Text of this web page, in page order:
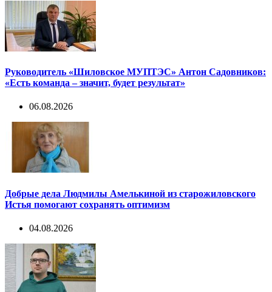
Руководитель «Шиловское МУПТЭС» Антон Садовников:
«Есть команда – значит, будет результат»
06.08.2026
Добрые дела Людмилы Амелькиной из старожиловского
Истья помогают сохранять оптимизм
04.08.2026